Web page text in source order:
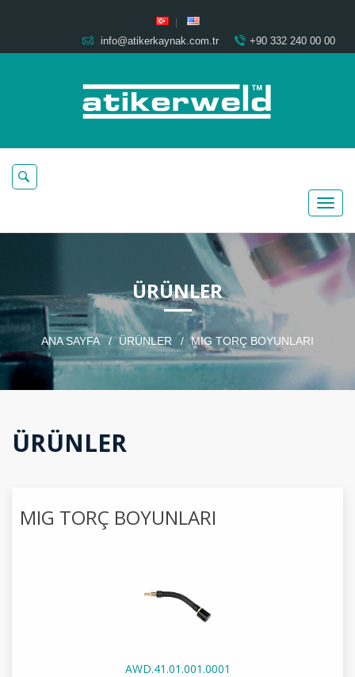
info@atikerkaynak.com.tr +90 332 240 00 00
ÜRÜNLER
ANA SAYFA ÜRÜNLER MIG TORÇ BOYUNLARI
ÜRÜNLER
MIG TORÇ BOYUNLARI
AWD.41.01.001.0001